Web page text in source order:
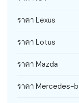
ราคา Lexus
ราคา Lotus
ราคา Mazda
ราคา Mercedes-